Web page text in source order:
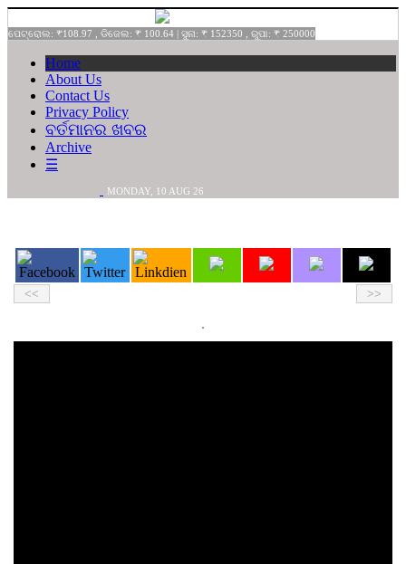
ପେଟ୍ରୋଲ: ₹108.97 , ଡିଜେଲ: ₹ 100.64 | ସୁନା: ₹ 152350 , ରୁପା: ₹ 250000
Home
About Us
Contact Us
Privacy Policy
ବର୍ତମାନର ଖବର
Archive
☰
MONDAY, 10 AUG 26